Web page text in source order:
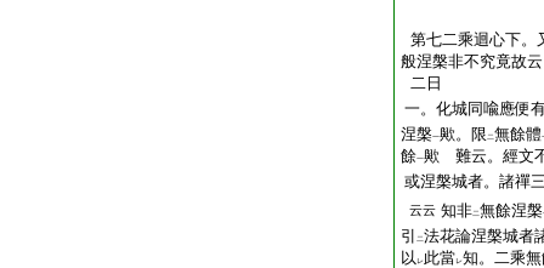
第七二乘迴心下。
般涅槃非不究竟故云
二日
一。化城同喩應便
涅槃一歟。限 二無餘體
餘一歟 難云。經文
或涅槃城者。諸禪
云云 知非二無餘涅槃
引 二法花論涅槃城者
以 レ此當レ知。二乘